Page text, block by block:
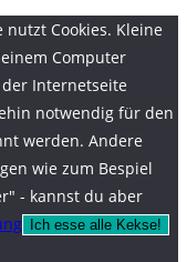
Cookies. Kleine
Computer
Internetseite
notwendig für den
werden. Andere
wie zum Bespiel
- kannst du aber
Ich esse alle Kekse!